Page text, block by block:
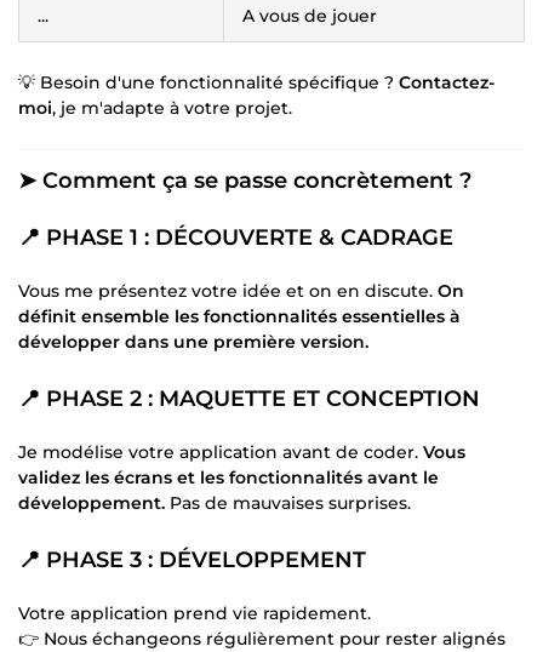
... A vous de jouer
💡 Besoin d'une fonctionnalité spécifique ? Contactez-
moi, je m'adapte à votre projet.
➤ Comment ça se passe concrètement ?
📍 PHASE 1 : DÉCOUVERTE & CADRAGE
Vous me présentez votre idée et on en discute. On
définit ensemble les fonctionnalités essentielles à
développer dans une première version.
📍 PHASE 2 : MAQUETTE ET CONCEPTION
Je modélise votre application avant de coder. Vous
validez les écrans et les fonctionnalités avant le
développement. Pas de mauvaises surprises.
📍 PHASE 3 : DÉVELOPPEMENT
Votre application prend vie rapidement.
👉 Nous échangeons régulièrement pour rester alignés